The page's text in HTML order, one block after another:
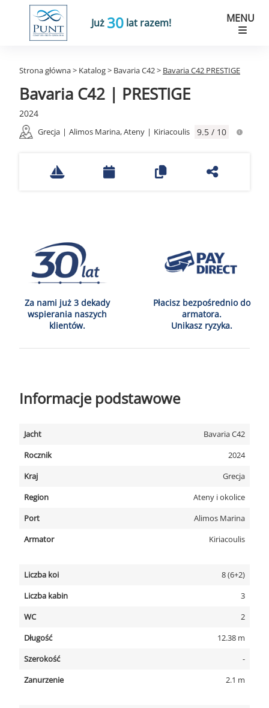
Już 30 lat razem! MENU
Strona główna> Katalog> Bavaria C42> Bavaria C42 PRESTIGE
Bavaria C42 | PRESTIGE
2024
Grecja | Alimos Marina, Ateny | Kiriacoulis 9.5 / 10
Za nami już 3 dekady
wspierania naszych
klientów.
Płacisz bezpośrednio do
armatora.
Unikasz ryzyka.
Informacje podstawowe
Jacht
Bavaria C42
Rocznik
2024
Kraj
Grecja
Region
Ateny i okolice
Port
Alimos Marina
Armator
Kiriacoulis
Liczba koi
8 (6+2)
Liczba kabin
3
WC
2
Długość
12.38 m
Szerokość
-
Zanurzenie
2.1 m